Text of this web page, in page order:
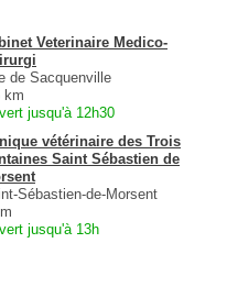
Veterinaire Medico-
de Sacquenville
km
jusqu'à 12h30
vétérinaire des Trois
Saint Sébastien de
Sébastien-de-Morsent
jusqu'à 13h